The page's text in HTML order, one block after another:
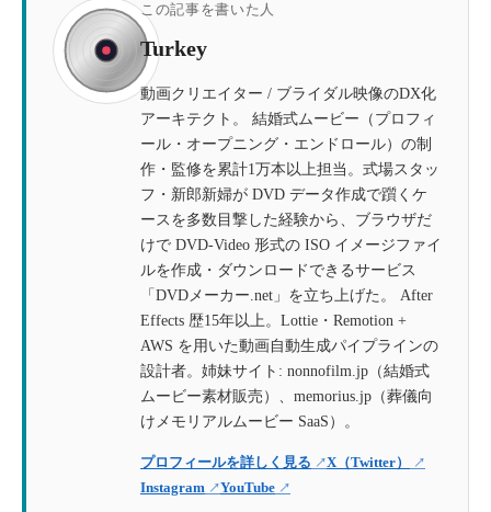
この記事を書いた人
Turkey
動画クリエイター / ブライダル映像のDX化
アーキテクト。 結婚式ムービー（プロフィ
ール・オープニング・エンドロール）の制
作・監修を累計1万本以上担当。式場スタッ
フ・新郎新婦が DVD データ作成で躓くケ
ースを多数目撃した経験から、ブラウザだ
けで DVD-Video 形式の ISO イメージファイ
ルを作成・ダウンロードできるサービス
「DVDメーカー.net」を立ち上げた。 After
Effects 歴15年以上。Lottie・Remotion +
AWS を用いた動画自動生成パイプラインの
設計者。姉妹サイト: nonnofilm.jp（結婚式
ムービー素材販売）、memorius.jp（葬儀向
けメモリアルムービー SaaS）。
プロフィールを詳しく見る
X（Twitter）
Instagram
YouTube